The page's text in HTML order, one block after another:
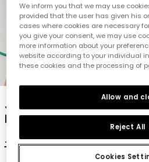
1 2 3 4
Jungen T-Shirt aus
Baumwolle
17,95 € 7,95 € 7,15 €
We inform you that we may use
provided that the user has given his
cases where cookies are necessary
you give your consent, we may use
more information about your
website according to your individual
these cookies and the processing of
Cookies
Reject All
Allow and